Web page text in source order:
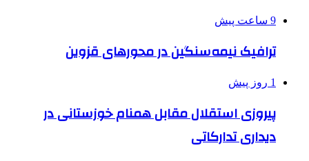
9 ساعت پیش
ترافیک نیمه‌سنگین در محورهای قزوین
1 روز پیش
پیروزی استقلال مقابل همنام خوزستانی در
دیداری تدارکاتی